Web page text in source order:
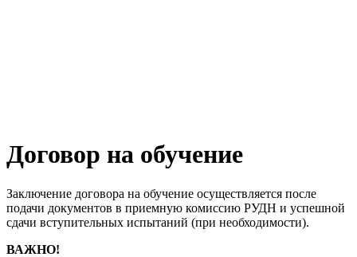
Договор на обучение
Заключение договора на обучение осуществляется после
подачи документов в приемную комиссию РУДН и успешной
сдачи вступительных испытаний (при необходимости).
ВАЖНО!